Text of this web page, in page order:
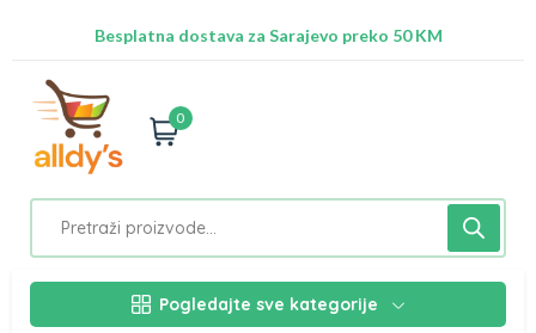
Besplatna dostava za Sarajevo preko 50 KM
0
Pogledajte sve kategorije